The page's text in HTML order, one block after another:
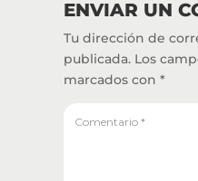
ENVIAR UN
Tu dirección de
publicada. Los
marcados con *